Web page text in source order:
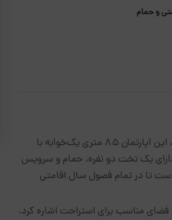
و حمام
اگر به دنبال اقامتی راحت، تمیز و مجهز برای سفرهای کاری یا خانوادگی هستید، این آپارتمان ۸۵ متری یک‌خوابه با
یک تخت دو نفره، حمام و سرویس
تا در تمام فصول سال اقامتی
فضای مناسب برای استراحت اشاره کرد.